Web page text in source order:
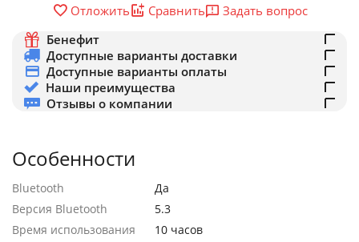
Отложить Сравнить
Задать вопрос
Бенефит
Доступные варианты доставки
Доступные варианты оплаты
Наши преимущества
Отзывы о компании
Особенности
Bluetooth
Да
Версия Bluetooth
5.3
Время использования
10 часов